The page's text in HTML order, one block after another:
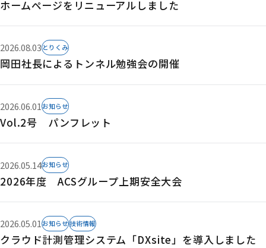
ホームページをリニューアルしました
2026.08.03とりくみ
岡田社長によるトンネル勉強会の開催
2026.06.01 お知らせ
Vol.2号 パンフレット
2026.05.14お知らせ
2026年度 ACSグループ上期安全大会
2026.05.01お知らせ技術情報
クラウド計測管理システム「DXsite」を導入しました